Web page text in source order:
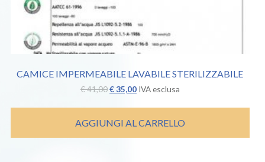
CAMICE IMPERMEABILE LAVABILE STERILIZZABILE
€41,00Il
originale
era:
€ 41,00.
€35,00Il
attuale
è:
€ 35,00.
IVA esclusa
AGGIUNGI AL CARRELLO